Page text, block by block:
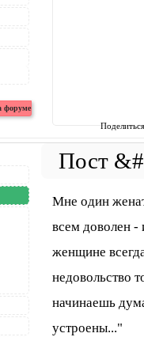
Мне один
всем доволен -
женщине
недовольство
начинаешь
устроены..."